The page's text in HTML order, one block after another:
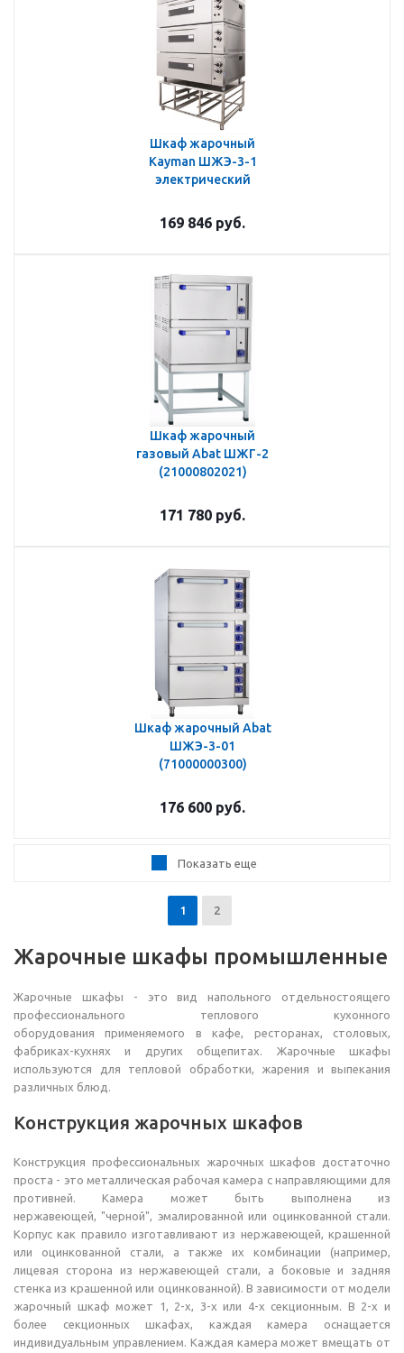
Шкаф жарочный
Kayman ШЖЭ-3-1
электрический
169 846 руб.
Шкаф жарочный
газовый Abat ШЖГ-2
(21000802021)
171 780 руб.
Шкаф жарочный Abat
ШЖЭ-3-01
(71000000300)
176 600 руб.
Показать еще
1 2
Жарочные шкафы промышленные
Жарочные шкафы - это вид напольного отдельностоящего
профессионального теплового кухонного
оборудования применяемого в кафе, ресторанах, столовых,
фабриках-кухнях и других общепитах. Жарочные шкафы
используются для тепловой обработки, жарения и выпекания
различных блюд.
Конструкция жарочных шкафов
Конструкция профессиональных жарочных шкафов достаточно
проста - это металлическая рабочая камера с направляющими для
противней. Камера может быть выполнена из
нержавеющей, "черной", эмалированной или оцинкованной стали.
Корпус как правило изготавливают из нержавеющей, крашенной
или оцинкованной стали, а также их комбинации (например,
лицевая сторона из нержавеющей стали, а боковые и задняя
стенка из крашенной или оцинкованной). В зависимости от модели
жарочный шкаф может 1, 2-х, 3-х или 4-х секционным. В 2-х и
более секционных шкафах, каждая камера оснащается
индивидуальным управлением. Каждая камера может вмещать от